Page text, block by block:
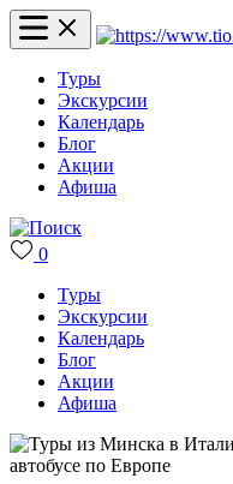
Туры
Экскурсии
Календарь
Блог
Акции
Афиша
0
Туры
Экскурсии
Календарь
Блог
Акции
Афиша